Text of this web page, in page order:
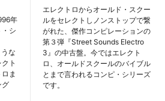
年
シ
な
ト
ま
グ
エレクトロからオールド・スクー
ルをセレクトしノンストップで繋
がれた、傑作コンピレーションの
第３弾『Street Sounds Electro
3』の中古盤。今ではエレクト
ロ、オールドスクールのバイブル
とまで言われるコンピ・シリーズ
です。